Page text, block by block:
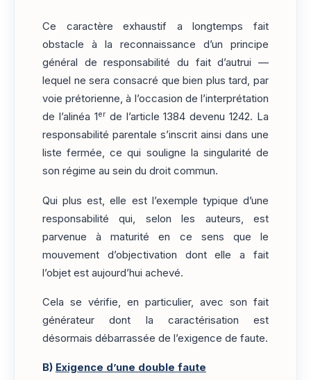
Ce caractère exhaustif a longtemps fait
obstacle à la reconnaissance d’un principe
général de responsabilité du fait d’autrui —
lequel ne sera consacré que bien plus tard, par
voie prétorienne, à l’occasion de l’interprétation
de l’alinéa 1 erde l’article 1384 devenu 1242. La
responsabilité parentale s’inscrit ainsi dans une
liste fermée, ce qui souligne la singularité de
son régime au sein du droit commun.
Qui plus est, elle est l’exemple typique d’une
responsabilité qui, selon les auteurs, est
parvenue à maturité en ce sens que le
mouvement d’objectivation dont elle a fait
l’objet est aujourd’hui achevé.
Cela se vérifie, en particulier, avec son fait
générateur dont la caractérisation est
désormais débarrassée de l’exigence de faute.
B) Exigence d’une double faute